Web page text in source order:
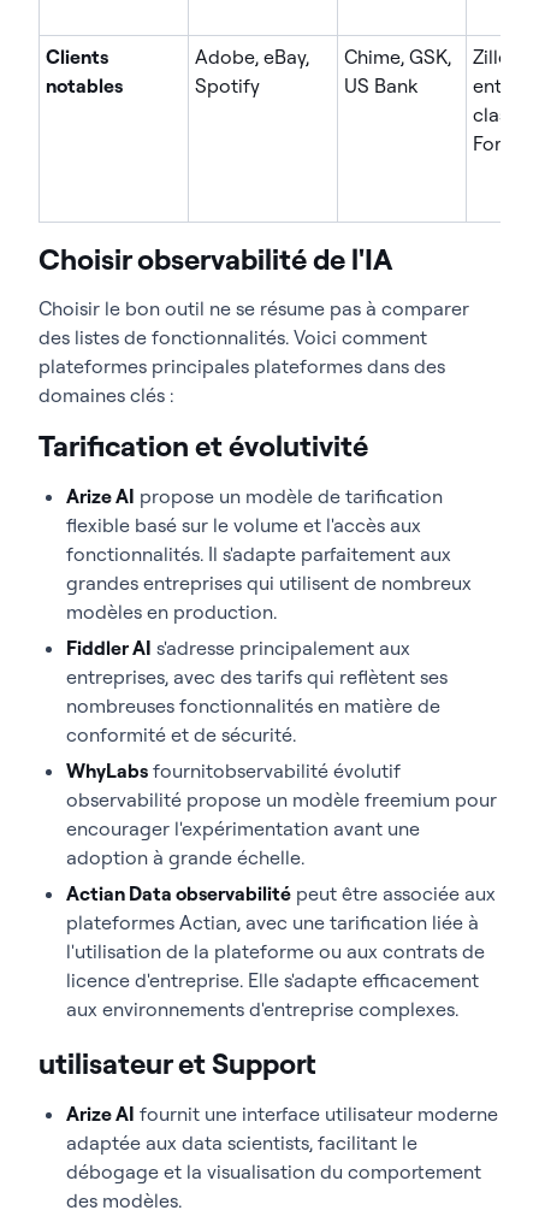
Clients
notables
Adobe, eBay,
Spotify
Chime, GSK,
US Bank
Zillow,
Choisir observabilité de l'IA
Choisir le bon outil ne se résume pas à comparer
des listes de fonctionnalités. Voici comment
plateformes principales plateformes dans des
domaines clés :
Tarification et évolutivité
Arize AI propose un modèle de tarification
flexible basé sur le volume et l'accès aux
fonctionnalités. Il s'adapte parfaitement aux
grandes entreprises qui utilisent de nombreux
modèles en production.
Fiddler AI s'adresse principalement aux
entreprises, avec des tarifs qui reflètent ses
nombreuses fonctionnalités en matière de
conformité et de sécurité.
WhyLabs fournitobservabilité évolutif
observabilité propose un modèle freemium pour
encourager l'expérimentation avant une
adoption à grande échelle.
Actian Data observabilité peut être associée aux
plateformes Actian, avec une tarification liée à
l'utilisation de la plateforme ou aux contrats de
licence d'entreprise. Elle s'adapte efficacement
aux environnements d'entreprise complexes.
utilisateur et Support
Arize AI fournit une interface utilisateur moderne
adaptée aux data scientists, facilitant le
débogage et la visualisation du comportement
des modèles.